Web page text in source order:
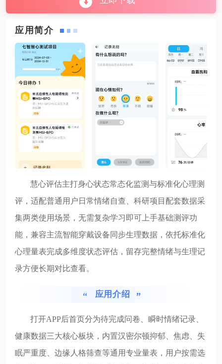
应用简介
慧心评估主打身心状态常态化监测与标准化心理测
评，适配普通用户日常情绪自查、科研项目配套数据采
集两类使用场景，无需复杂学习即可上手基础测评功
能，兼容主流智能穿戴设备同步生理数据，依托标准化
心理量表完成多维度状态评估，留存完整情绪与生理记
录方便长期对比查看。
应用介绍
打开APP后首页分为待完成问卷、瞬时情绪记录、
健康数据三大核心板块，内置汉密尔顿抑郁、焦虑、失
眠严重度、边缘人格筛查等通用专业量表，用户按需选